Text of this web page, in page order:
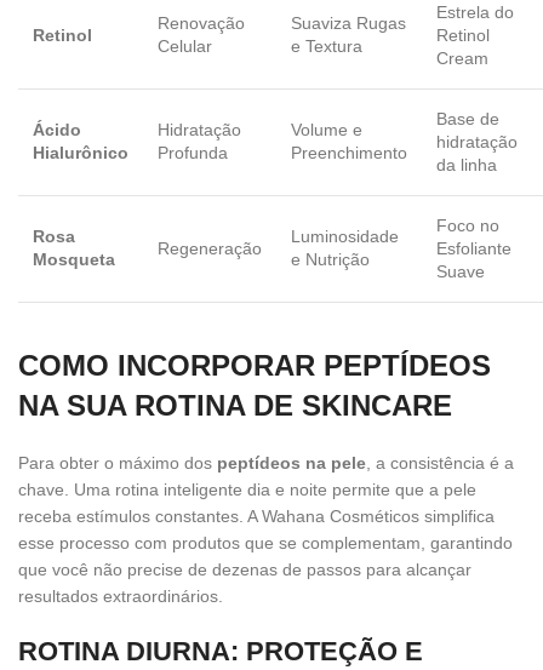
Retinol
Renovação
Celular
Suaviza Rugas
e Textura
Estrela do
Retinol
Cream
Ácido
Hialurônico
Hidratação
Profunda
Volume e
Preenchimento
Base de
hidratação
da linha
Rosa
Mosqueta
Regeneração
Luminosidade
e Nutrição
Foco no
Esfoliante
Suave
COMO INCORPORAR PEPTÍDEOS
NA SUA ROTINA DE SKINCARE
Para obter o máximo dos peptídeos na pele , a consistência é a
chave. Uma rotina inteligente dia e noite permite que a pele
receba estímulos constantes. A Wahana Cosméticos simplifica
esse processo com produtos que se complementam, garantindo
que você não precise de dezenas de passos para alcançar
resultados extraordinários.
ROTINA DIURNA: PROTEÇÃO E